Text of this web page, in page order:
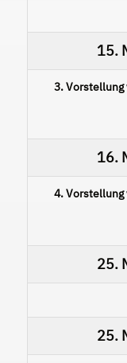
15.
3. Vorstellung
16.
4. Vorstellung
25.
25.